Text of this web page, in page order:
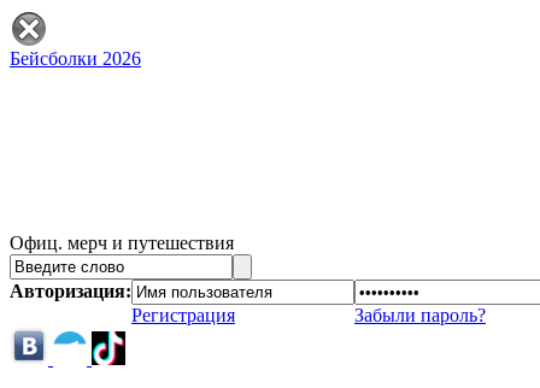
Бейсболки 2026
Офиц. мерч и путешествия
Авторизация:
Регистрация
Забыли пароль?